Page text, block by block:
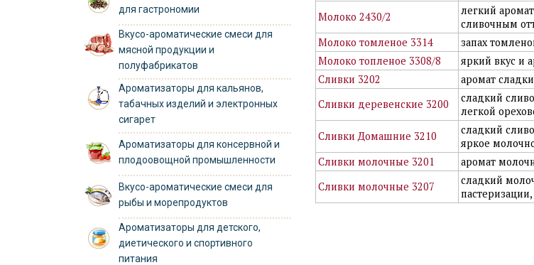
для гастрономии
Вкусо-ароматические смеси для
мясной продукции и
полуфабрикатов
Ароматизаторы для кальянов,
табачных изделий и электронных
сигарет
Ароматизаторы для консервной и
плодоовощной промышленности
Вкусо-ароматические смеси для
рыбы и морепродуктов
Ароматизаторы для детского,
диетического и спортивного
питания
Молоко 2430/2
легкий
сливочным
Молоко томленое 3314
запах
Молоко топленое 3308/8
яркий вкус и
Сливки 3202
аромат
Сливки деревенские 3200
сладкий
легкой
Сливки Домашние 3210
сладкий
яркое
Сливки молочные 3201
аромат
Сливки молочные 3207
сладкий